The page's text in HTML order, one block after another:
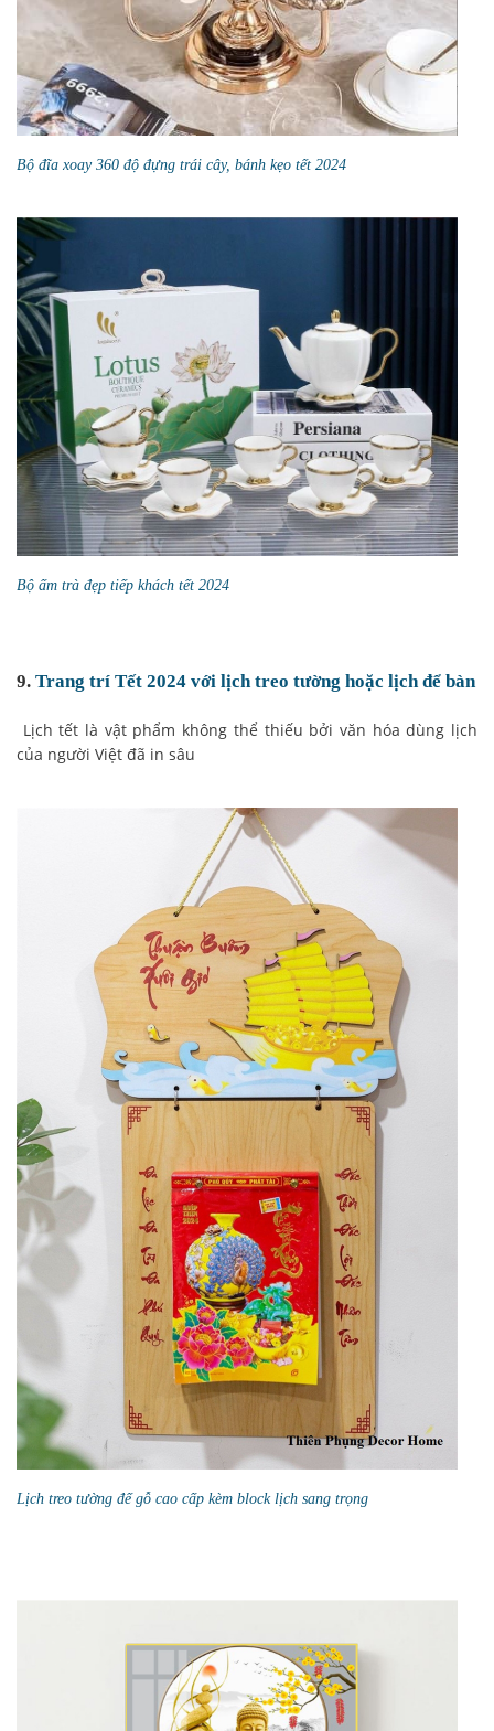
Bộ đĩa xoay 360 độ đựng trái cây, bánh kẹo tết 2024
Bộ ấm trà đẹp tiếp khách tết 2024
9. Trang trí Tết 2024 với lịch treo tường hoặc lịch để bàn
Lịch tết là vật phẩm không thể thiếu bởi văn hóa dùng lịch
của người Việt đã in sâu
Lịch treo tường đế gỗ cao cấp kèm block lịch sang trọng